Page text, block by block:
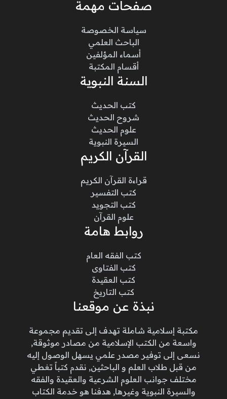
صفحات مهمة
سياسة الخصوصة
الباحث العلمي
أسماء المؤلفين
أقسام المكتبة
السنة النبوية
كتب الحديث
شروح الحديث
علوم الحديث
السيرة النبوية
القرآن الكريم
قراءة القرآن الكريم
كتب التفسير
كتب التجويد
علوم القرآن
روابط هامة
كتب الفقه العام
كتب الفتاوى
كتب العقيدة
كتب التاريخ
نبذة عن موقعنا
مكتبة إسلامية شاملة تهدف إلى تقديم مجموعة
واسعة من الكتب الإسلامية من مصادر موثوقة,
نسعى إلى توفير مصدر علمي يسهل الوصول إليه
من قبل طلاب العلم و الباحثين, نقدم كتباً تغطي
مختلف جوانب العلوم الشرعية والعقيدة والفقه
والسيرة النبوية وغيرها, هدفنا هو خدمة الكتاب